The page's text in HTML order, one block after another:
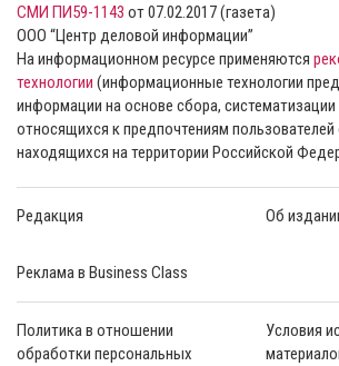
СМИ ПИ59-1143 от 07.02.2017 (газета)
ООО “Центр деловой информации”
На информационном ресурсе применяются
технологии (информационные технологии
информации на основе сбора, систематизации
относящихся к предпочтениям пользователей
находящихся на территории Российской
Редакция Об
Реклама в Business Class
Политика в отношении
обработки персональных
Условия